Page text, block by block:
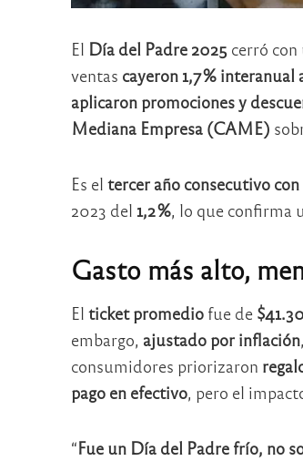
El Día del Padre 2025cerró con
ventas cayeron 1,7 % interanual
aplicaron promociones y
Mediana Empresa (CAME)
Es el tercer año consecutivo con
2023 del 1,2 %, lo que confirma
Gasto más alto,
El ticket promediofue de
embargo, ajustado por inflación
consumidores priorizaron
pago en efectivo, pero el
“Fue un Día del Padre frío, no